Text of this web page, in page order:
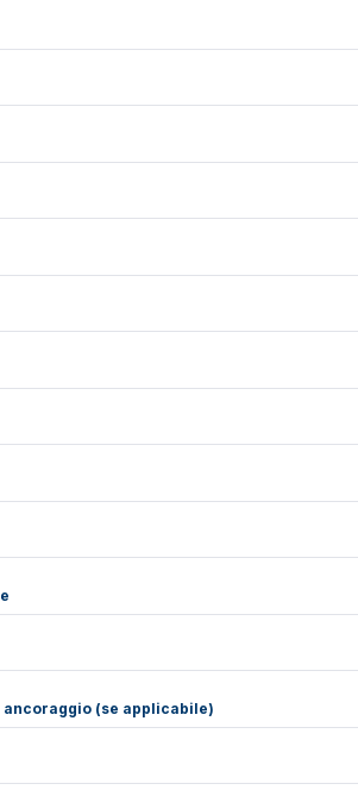
ancoraggio (se applicabile)